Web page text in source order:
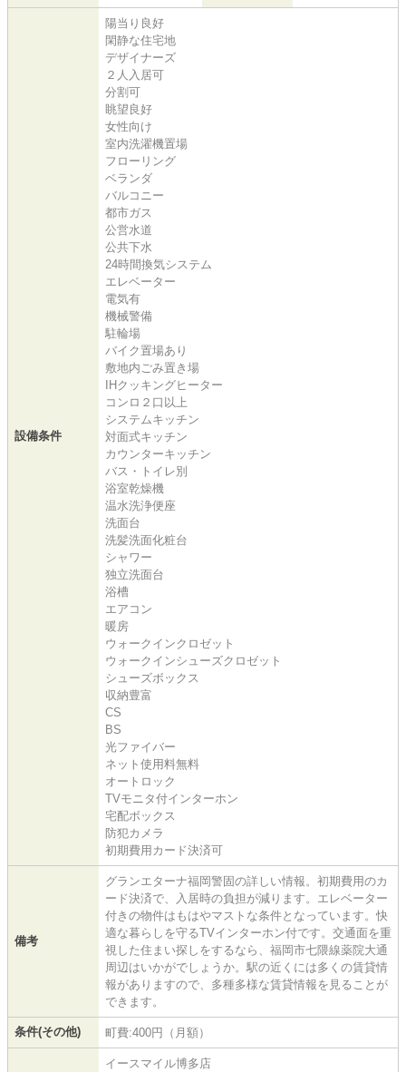
設備条件
陽当り良好
閑静な住宅地
デザイナーズ
２人入居可
分割可
眺望良好
女性向け
室内洗濯機置場
フローリング
ベランダ
バルコニー
都市ガス
公営水道
公共下水
24時間換気システム
エレベーター
電気有
機械警備
駐輪場
バイク置場あり
敷地内ごみ置き場
IHクッキングヒーター
コンロ２口以上
システムキッチン
対面式キッチン
カウンターキッチン
バス・トイレ別
浴室乾燥機
温水洗浄便座
洗面台
洗髪洗面化粧台
シャワー
独立洗面台
浴槽
エアコン
暖房
ウォークインクロゼット
ウォークインシューズクロゼット
シューズボックス
収納豊富
CS
BS
光ファイバー
ネット使用料無料
オートロック
TVモニタ付インターホン
宅配ボックス
防犯カメラ
初期費用カード決済可
備考
グランエターナ福岡警固の詳しい情報。初期費用のカ
ード決済で、入居時の負担が減ります。エレベーター
付きの物件はもはやマストな条件となっています。快
適な暮らしを守るTVインターホン付です。交通面を重
視した住まい探しをするなら、福岡市七隈線薬院大通
周辺はいかがでしょうか。駅の近くには多くの賃貸情
報がありますので、多種多様な賃貸情報を見ることが
できます。
条件(その他) 町費:400円（月額）
イースマイル博多店